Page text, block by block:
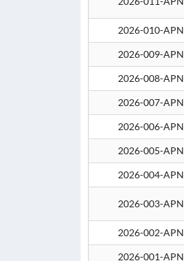
2026-010-APN
2026-009-APN
2026-008-APN
2026-007-APN
2026-006-APN
2026-005-APN
2026-004-APN
2026-003-APN
2026-002-APN
2026-001-APN